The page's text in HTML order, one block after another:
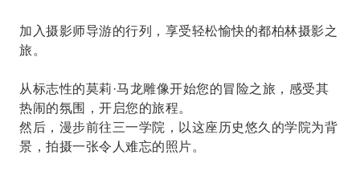
加入摄影师导游的行列，享受轻松愉快的都柏林摄影之
旅。
从标志性的莫莉·马龙雕像开始您的冒险之旅，感受其
热闹的氛围，开启您的旅程。
然后，漫步前往三一学院，以这座历史悠久的学院为背
景，拍摄一张令人难忘的照片。